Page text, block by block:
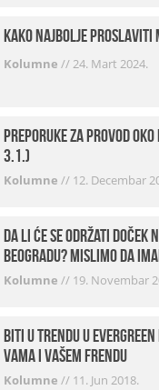
Kako najbolje proslaviti
Kolumne //24. Mart 2024.
Preporuke za provod oko
3.1.)
Kolumne // 12. Decembar
Da li će se održati doček
Beogradu? Mislimo da
VESTI!
Kolumne // 19. Novembar
Biti u trendu u Evergreen
vama i vašem frendu
Kolumne // 11. Jun 2018.